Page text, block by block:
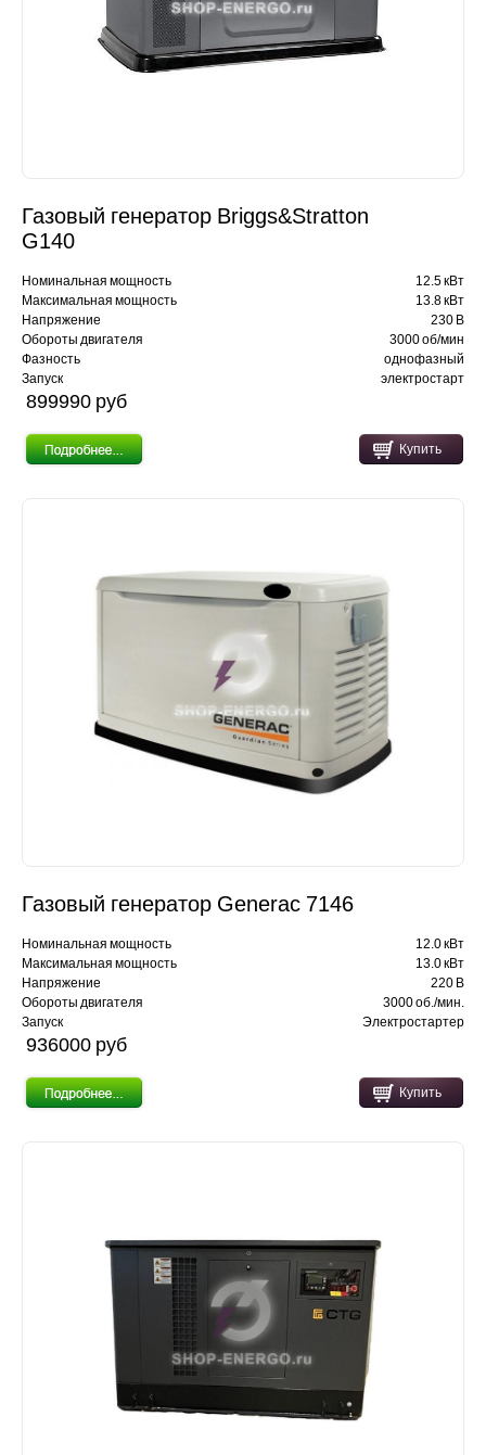
Газовый генератор Briggs&Stratton
G140
Номинальная мощность
12.5 кВт
Максимальная мощность
13.8 кВт
Напряжение
230 В
Обороты двигателя
3000 об/мин
Фазность
однофазный
Запуск
электростарт
899990 pуб
Купить
Газовый генератор Generac 7146
Номинальная мощность
12.0 кВт
Максимальная мощность
13.0 кВт
Напряжение
220 В
Обороты двигателя
3000 об./мин.
Запуск
Электростартер
936000 pуб
Купить